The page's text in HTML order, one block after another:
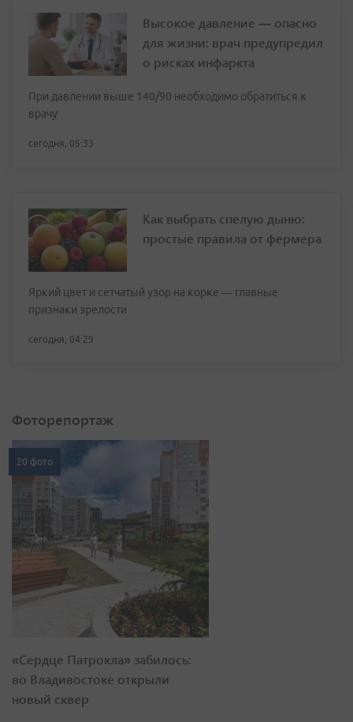
Высокое давление — опасно
для жизни: врач предупредил
о рисках инфаркта
При давлении выше 140/90 необходимо обратиться к
врачу
сегодня, 05:33
Как выбрать спелую дыню:
простые правила от фермера
Яркий цвет и сетчатый узор на корке — главные
признаки зрелости
сегодня, 04:29
Фоторепортаж
20 фото
«Сердце Патрокла» забилось:
во Владивостоке открыли
новый сквер